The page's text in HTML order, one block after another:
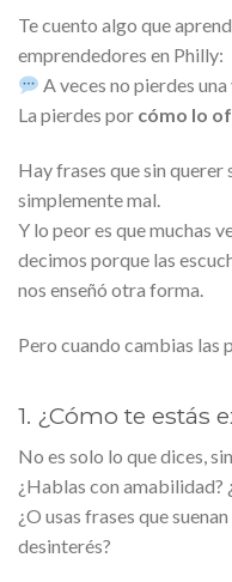
Te cuento algo que
emprendedores en Philly:
A veces no pierdes
La pierdes por cómo lo
Hay frases que sin querer
simplemente mal.
Y lo peor es que muchas
decimos porque las
nos enseñó otra forma.
Pero cuando cambias las
1. ¿Cómo te estás
No es solo lo que dices,
¿Hablas con amabilidad?
¿O usas frases que
desinterés?